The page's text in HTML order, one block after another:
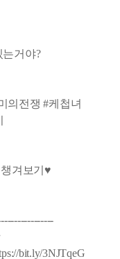
거야?
의전쟁 #케첩녀
겨보기♥
bit.ly/3NJTqeG